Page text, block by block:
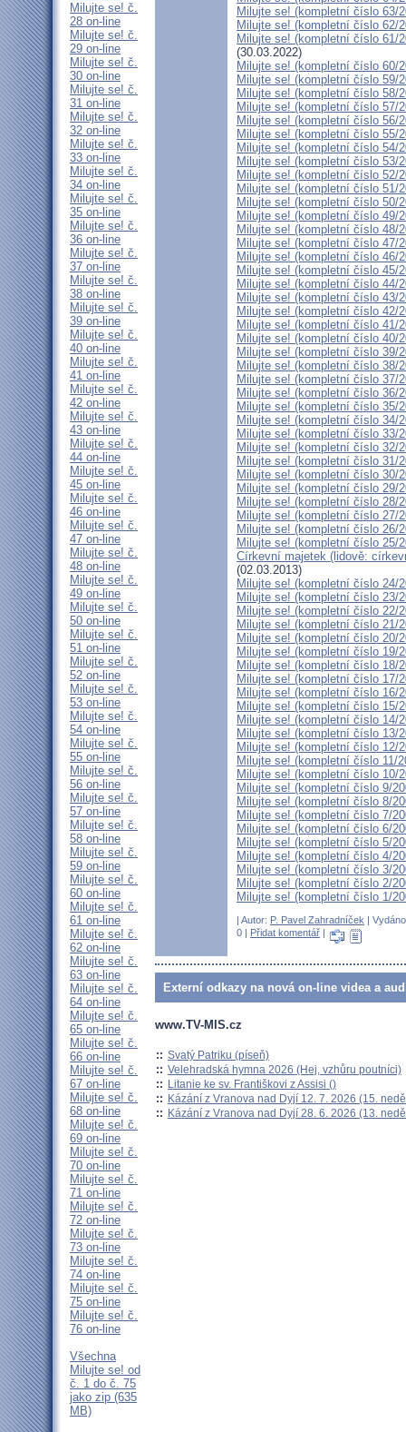
Milujte se! č.
28 on-line
Milujte se! č.
29 on-line
Milujte se! č.
30 on-line
Milujte se! č.
31 on-line
Milujte se! č.
32 on-line
Milujte se! č.
33 on-line
Milujte se! č.
34 on-line
Milujte se! č.
35 on-line
Milujte se! č.
36 on-line
Milujte se! č.
37 on-line
Milujte se! č.
38 on-line
Milujte se! č.
39 on-line
Milujte se! č.
40 on-line
Milujte se! č.
41 on-line
Milujte se! č.
42 on-line
Milujte se! č.
43 on-line
Milujte se! č.
44 on-line
Milujte se! č.
45 on-line
Milujte se! č.
46 on-line
Milujte se! č.
47 on-line
Milujte se! č.
48 on-line
Milujte se! č.
49 on-line
Milujte se! č.
50 on-line
Milujte se! č.
51 on-line
Milujte se! č.
52 on-line
Milujte se! č.
53 on-line
Milujte se! č.
54 on-line
Milujte se! č.
55 on-line
Milujte se! č.
56 on-line
Milujte se! č.
57 on-line
Milujte se! č.
58 on-line
Milujte se! č.
59 on-line
Milujte se! č.
60 on-line
Milujte se! č.
61 on-line
Milujte se! č.
62 on-line
Milujte se! č.
63 on-line
Milujte se! č.
64 on-line
Milujte se! č.
65 on-line
Milujte se! č.
66 on-line
Milujte se! č.
67 on-line
Milujte se! č.
68 on-line
Milujte se! č.
69 on-line
Milujte se! č.
70 on-line
Milujte se! č.
71 on-line
Milujte se! č.
72 on-line
Milujte se! č.
73 on-line
Milujte se! č.
74 on-line
Milujte se! č.
75 on-line
Milujte se! č.
76 on-line
Všechna
Milujte se! od
č. 1 do č. 75
jako zip (635
MB)
Milujte se! (kompletní číslo 63/
Milujte se! (kompletní číslo 62/
Milujte se! (kompletní číslo 61/
(30.03.2022)
Milujte se! (kompletní číslo 60/
Milujte se! (kompletní číslo 59/
Milujte se! (kompletní číslo 58/
Milujte se! (kompletní číslo 57/
Milujte se! (kompletní číslo 56/
Milujte se! (kompletní číslo 55/
Milujte se! (kompletní číslo 54/
Milujte se! (kompletní číslo 53/
Milujte se! (kompletní číslo 52/
Milujte se! (kompletní číslo 51/
Milujte se! (kompletní číslo 50/
Milujte se! (kompletní číslo 49/
Milujte se! (kompletní číslo 48/
Milujte se! (kompletní číslo 47/
Milujte se! (kompletní číslo 46/
Milujte se! (kompletní číslo 45/
Milujte se! (kompletní číslo 44/
Milujte se! (kompletní číslo 43/
Milujte se! (kompletní číslo 42/
Milujte se! (kompletní číslo 41/
Milujte se! (kompletní číslo 40/
Milujte se! (kompletní číslo 39/
Milujte se! (kompletní číslo 38/
Milujte se! (kompletní číslo 37/
Milujte se! (kompletní číslo 36/
Milujte se! (kompletní číslo 35/
Milujte se! (kompletní číslo 34/
Milujte se! (kompletní číslo 33/
Milujte se! (kompletní číslo 32/
Milujte se! (kompletní číslo 31/
Milujte se! (kompletní číslo 30/
Milujte se! (kompletní číslo 29/
Milujte se! (kompletní číslo 28/
Milujte se! (kompletní číslo 27/
Milujte se! (kompletní číslo 26/
Milujte se! (kompletní číslo 25/
Církevní majetek (lidově:
(02.03.2013)
Milujte se! (kompletní číslo 24/
Milujte se! (kompletní číslo 23/
Milujte se! (kompletní číslo 22/
Milujte se! (kompletní číslo 21/
Milujte se! (kompletní číslo 20/
Milujte se! (kompletní číslo 19/
Milujte se! (kompletní číslo 18/
Milujte se! (kompletní číslo 17/
Milujte se! (kompletní číslo 16/
Milujte se! (kompletní číslo 15/
Milujte se! (kompletní číslo 14/
Milujte se! (kompletní číslo 13/
Milujte se! (kompletní číslo 12/
Milujte se! (kompletní číslo 11/
Milujte se! (kompletní číslo 10/
Milujte se! (kompletní číslo 9/
Milujte se! (kompletní číslo 8/
Milujte se! (kompletní číslo 7/
Milujte se! (kompletní číslo 6/
Milujte se! (kompletní číslo 5/
Milujte se! (kompletní číslo 4/
Milujte se! (kompletní číslo 3/
Milujte se! (kompletní číslo 2/
Milujte se! (kompletní číslo 1/
| Autor: P. Pavel Zahradníček |
0 | Přidat komentář |
Externí odkazy na nová on-line videa a
www.TV-MIS.cz
:: Svatý Patriku (píseň)
:: Velehradská hymna 2026 (Hej, vzhůru poutníci)
:: Litanie ke sv. Františkovi z Assisi ()
:: Kázání z Vranova nad Dyjí 12. 7. 2026 (15.
:: Kázání z Vranova nad Dyjí 28. 6. 2026 (13.